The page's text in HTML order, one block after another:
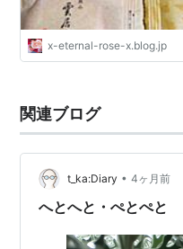
x-eternal-rose-x.blog.jp
関連ブログ
t_ka:Diary • 4ヶ月前
へとへと・ぺとぺと